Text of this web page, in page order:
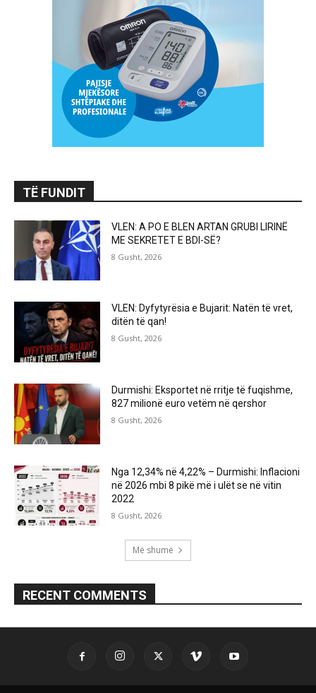
TË FUNDIT
VLEN: A PO E BLEN ARTAN GRUBI LIRINË
ME SEKRETET E BDI-SË?
8 Gusht, 2026
VLEN: Dyfytyrësia e Bujarit: Natën të vret,
ditën të qan!
8 Gusht, 2026
Durmishi: Eksportet në rritje të fuqishme,
827 milionë euro vetëm në qershor
8 Gusht, 2026
Nga 12,34% në 4,22% – Durmishi: Inflacioni
në 2026 mbi 8 pikë më i ulët se në vitin
2022
8 Gusht, 2026
Më shumë
RECENT COMMENTS